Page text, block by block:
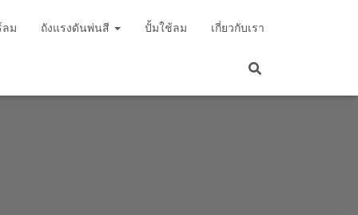
ลม ถังแรงดันพ่นสี ปั้มใช้ลม เกี่ยวกับเรา